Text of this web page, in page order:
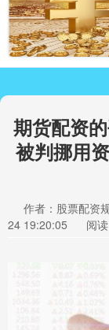
期货配资
被判挪用
作者：股票配资
24 19:20:05
阅